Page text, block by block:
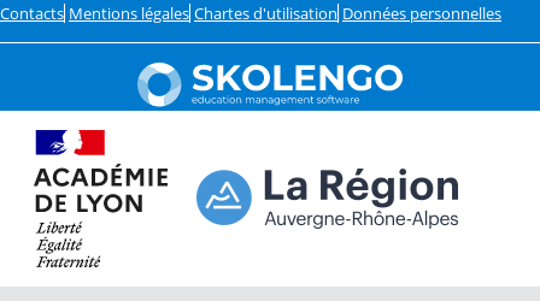
Contacts Mentions légales Chartes d'utilisation Données personnelles